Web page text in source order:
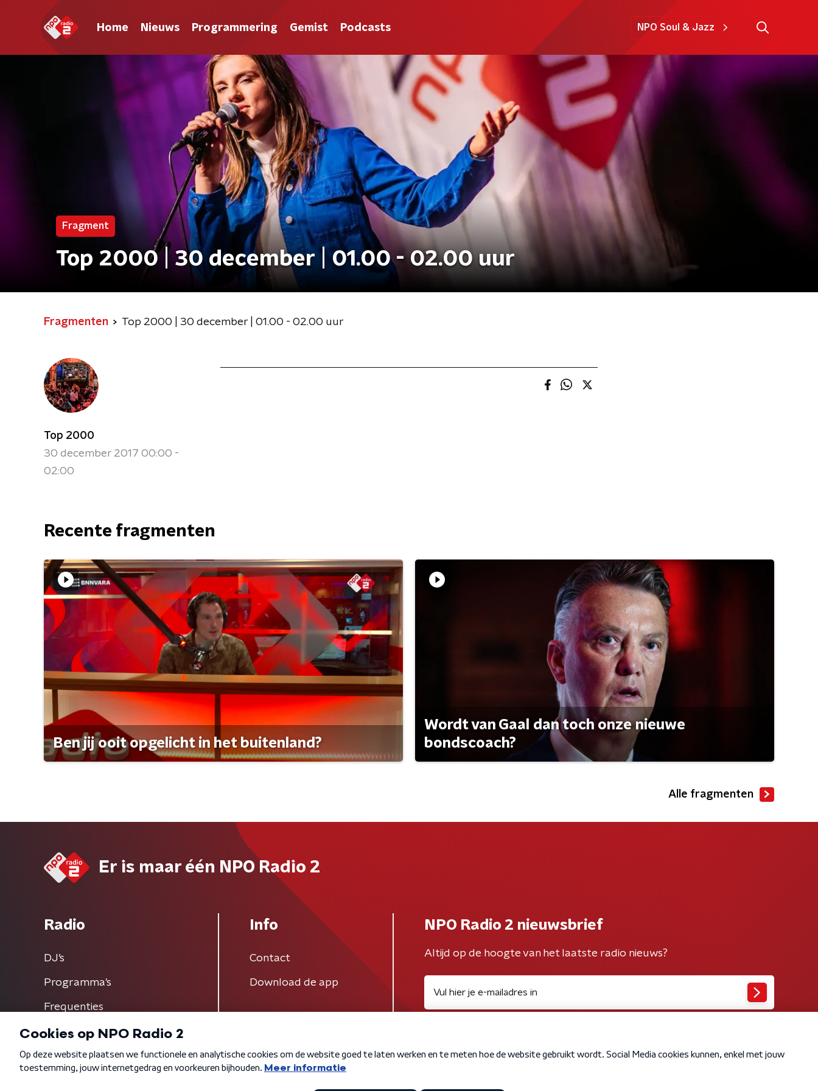
Home Nieuws Programmering Gemist Podcasts NPO Soul & Jazz
Fragment
Top 2000 | 30 december | 01.00 - 02.00 uur
Fragmenten Top 2000 | 30 december | 01.00 - 02.00 uur
Top 2000
30 december 2017 00:00 -
02:00
Recente fragmenten
Ben jij ooit opgelicht in het buitenland?
Wordt van Gaal dan toch onze nieuwe
bondscoach?
Alle fragmenten
Er is maar één NPO Radio 2
Radio
DJ’s
Programma's
Frequenties
Info
Contact
Download de app
NPO Radio 2 nieuwsbrief
Altijd op de hoogte van het laatste radio nieuws?
Algemene voorwaarden Privacybeleid